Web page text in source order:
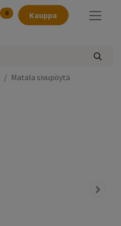
0 Kauppa
Matala sivupöytä